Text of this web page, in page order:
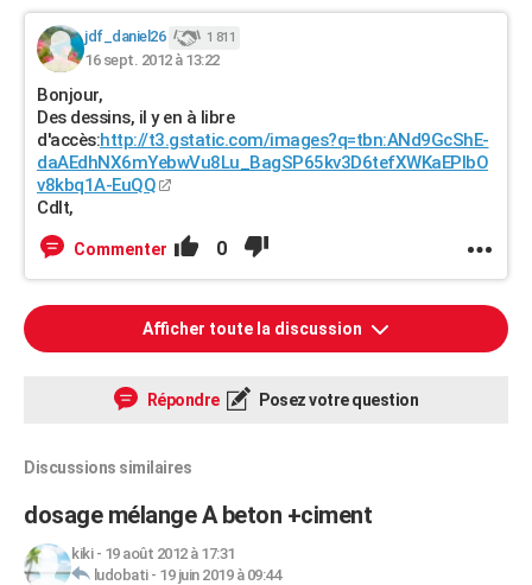
jdf_daniel26 1 811
16 sept. 2012 à 13:22
Bonjour,
Des dessins, il y en à libre
d'accès:http://t3.gstatic.com/images?q=tbn:ANd9GcShE-
daAEdhNX6mYebwVu8Lu_BagSP65kv3D6tefXWKaEPlbO
v8kbq1A-EuQQ
Cdlt,
Commenter 0
Afficher toute la discussion
Répondre Posez votre question
Discussions similaires
dosage mélange A beton +ciment
kiki- 19 août 2012 à 17:31
ludobati- 19 juin 2019 à 09:44